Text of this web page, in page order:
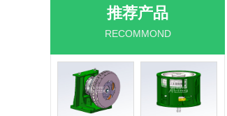
推荐产品
RECOMMOND